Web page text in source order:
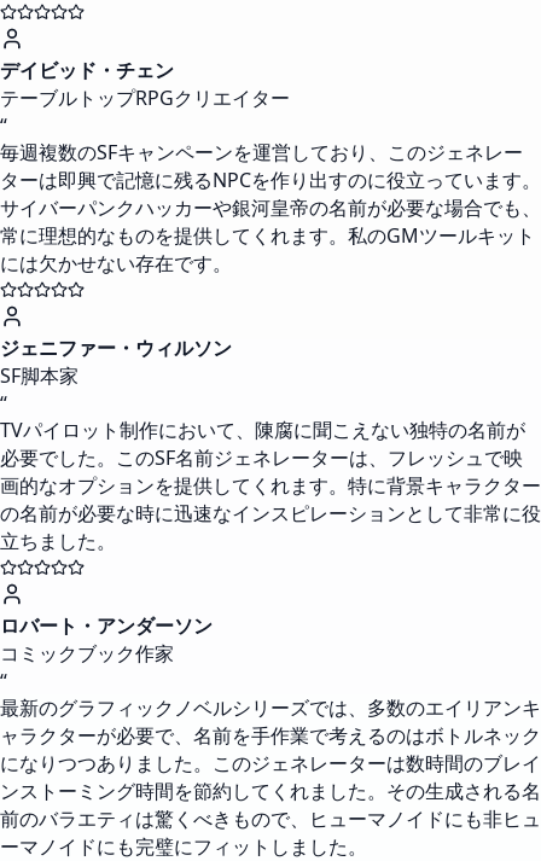
デイビッド・チェン
テーブルトップRPGクリエイター
“
毎週複数のSFキャンペーンを運営しており、このジェネレー
ターは即興で記憶に残るNPCを作り出すのに役立っています。
サイバーパンクハッカーや銀河皇帝の名前が必要な場合でも、
常に理想的なものを提供してくれます。私のGMツールキット
には欠かせない存在です。
ジェニファー・ウィルソン
SF脚本家
“
TVパイロット制作において、陳腐に聞こえない独特の名前が
必要でした。このSF名前ジェネレーターは、フレッシュで映
画的なオプションを提供してくれます。特に背景キャラクター
の名前が必要な時に迅速なインスピレーションとして非常に役
立ちました。
ロバート・アンダーソン
コミックブック作家
“
最新のグラフィックノベルシリーズでは、多数のエイリアンキ
ャラクターが必要で、名前を手作業で考えるのはボトルネック
になりつつありました。このジェネレーターは数時間のブレイ
ンストーミング時間を節約してくれました。その生成される名
前のバラエティは驚くべきもので、ヒューマノイドにも非ヒュ
ーマノイドにも完璧にフィットしました。